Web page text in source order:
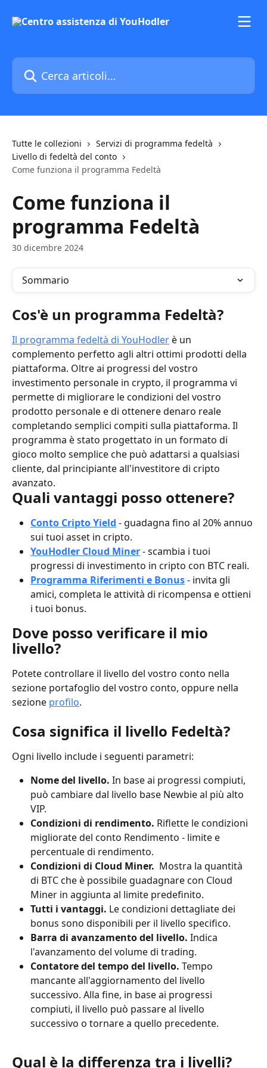
Cerca articoli…
Tutte le collezioni
Servizi di programma fedeltà
Livello di fedeltà del conto
Come funziona il programma Fedeltà
Come funziona il
programma Fedeltà
30 dicembre 2024
Sommario
Cos'è un programma Fedeltà?
Il programma fedeltà di YouHodler è un
complemento perfetto agli altri ottimi prodotti della
piattaforma. Oltre ai progressi del vostro
investimento personale in crypto, il programma vi
permette di migliorare le condizioni del vostro
prodotto personale e di ottenere denaro reale
completando semplici compiti sulla piattaforma. Il
programma è stato progettato in un formato di
gioco molto semplice che può adattarsi a qualsiasi
cliente, dal principiante all'investitore di cripto
avanzato.
Quali vantaggi posso ottenere?
Conto Cripto Yield - guadagna fino al 20% annuo
sui tuoi asset in cripto.
YouHodler Cloud Miner- scambia i tuoi
progressi di investimento in cripto con BTC reali.
Programma Riferimenti e Bonus - invita gli
amici, completa le attività di ricompensa e ottieni
i tuoi bonus.
Dove posso verificare il mio
livello?
Potete controllare il livello del vostro conto nella
sezione portafoglio del vostro conto, oppure nella
sezione profilo.
Cosa significa il livello Fedeltà?
Ogni livello include i seguenti parametri:
Nome del livello. In base ai progressi compiuti,
può cambiare dal livello base Newbie al più alto
VIP.
Condizioni di rendimento. Riflette le condizioni
migliorate del conto Rendimento - limite e
percentuale di rendimento.
Condizioni di Cloud Miner. Mostra la quantità
di BTC che è possibile guadagnare con Cloud
Miner in aggiunta al limite predefinito.
Tutti i vantaggi. Le condizioni dettagliate dei
bonus sono disponibili per il livello specifico.
Barra di avanzamento del livello. Indica
l'avanzamento del volume di trading.
Contatore del tempo del livello. Tempo
mancante all'aggiornamento del livello
successivo. Alla fine, in base ai progressi
compiuti, il livello può passare al livello
successivo o tornare a quello precedente.
Qual è la differenza tra i livelli?